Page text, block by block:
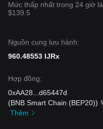
Mức thấp nhất trong 24 giờ là
$139.5
Nguồn cung lưu hành:
960.48553 IJRx
Hợp đồng:
0xAA28
d65447d
(BNB Smart Chain (BEP20))
Thêm